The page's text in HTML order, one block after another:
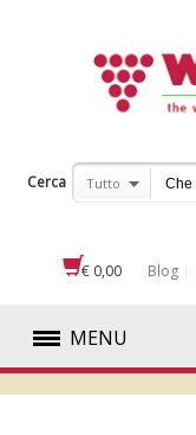
Cerca Tutto
€ 0,00 Blog
MENU
ROSSI